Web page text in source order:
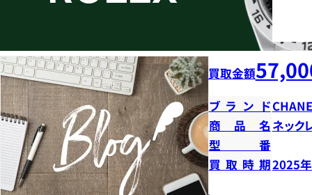
買取金額
ブランド
商品名 ネック
型番
買取時期2025